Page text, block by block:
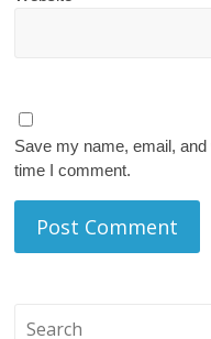
Save my name, email,
time I comment.